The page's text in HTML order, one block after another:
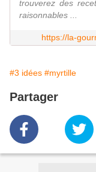
trouverez des
raisonnables ...
https://la-
#3 idées #myrtille
Partager